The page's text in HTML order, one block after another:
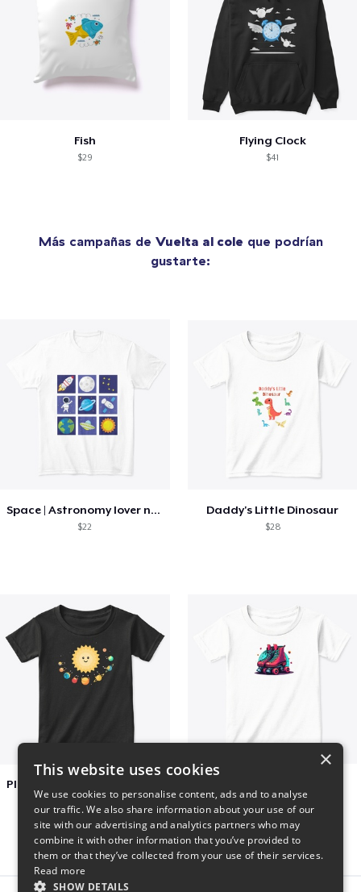
Fish
$29
Flying Clock
$41
Más campañas de Vuelta al cole que podrían
gustarte:
Space | Astronomy lover nice summer tee
$22
Daddy's Little Dinosaur
$28
$22 $22
×
This website uses cookies
We use cookies to personalise content, ads and to analyse
our traffic. We also share information about your use of our
site with our advertising and analytics partners who may
combine it with other information that you’ve provided to
them or that they’ve collected from your use of their services.
Read more
SHOW DETAILS